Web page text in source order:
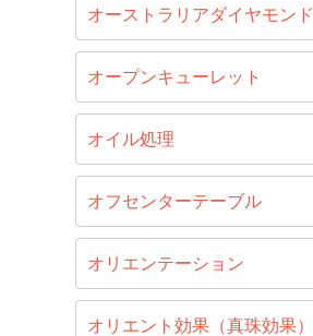
オーストラリアダイヤモンド
オープンキューレット
オイル処理
オフセンターテーブル
オリエンテーション
オリエント効果（真珠効果）